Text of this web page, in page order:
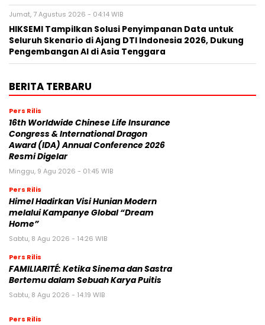
Jumat, 7 Agustus 2026 - 04:14 WIB
HIKSEMI Tampilkan Solusi Penyimpanan Data untuk
Seluruh Skenario di Ajang DTI Indonesia 2026, Dukung
Pengembangan AI di Asia Tenggara
BERITA TERBARU
Pers Rilis
16th Worldwide Chinese Life Insurance
Congress & International Dragon
Award (IDA) Annual Conference 2026
Resmi Digelar
Minggu, 9 Agu 2026 - 01:45 WIB
Pers Rilis
Himel Hadirkan Visi Hunian Modern
melalui Kampanye Global “Dream
Home”
Sabtu, 8 Agu 2026 - 14:26 WIB
Pers Rilis
FAMILIARITÉ: Ketika Sinema dan Sastra
Bertemu dalam Sebuah Karya Puitis
Sabtu, 8 Agu 2026 - 14:19 WIB
Pers Rilis